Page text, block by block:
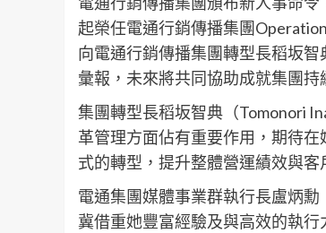
起榮任電通行銷傳播集團
向電通行銷傳播集團轉型長稻坂智
彙報，未來將共同協助成就集團持
集團轉型長稻坂智典（Tomonori
革管理方面佔有重要作用，期待
式的轉型，提升整體營運績效與客
電通集團媒體事業群執行長盧炳
冀借重她豐富經驗及與高效的執